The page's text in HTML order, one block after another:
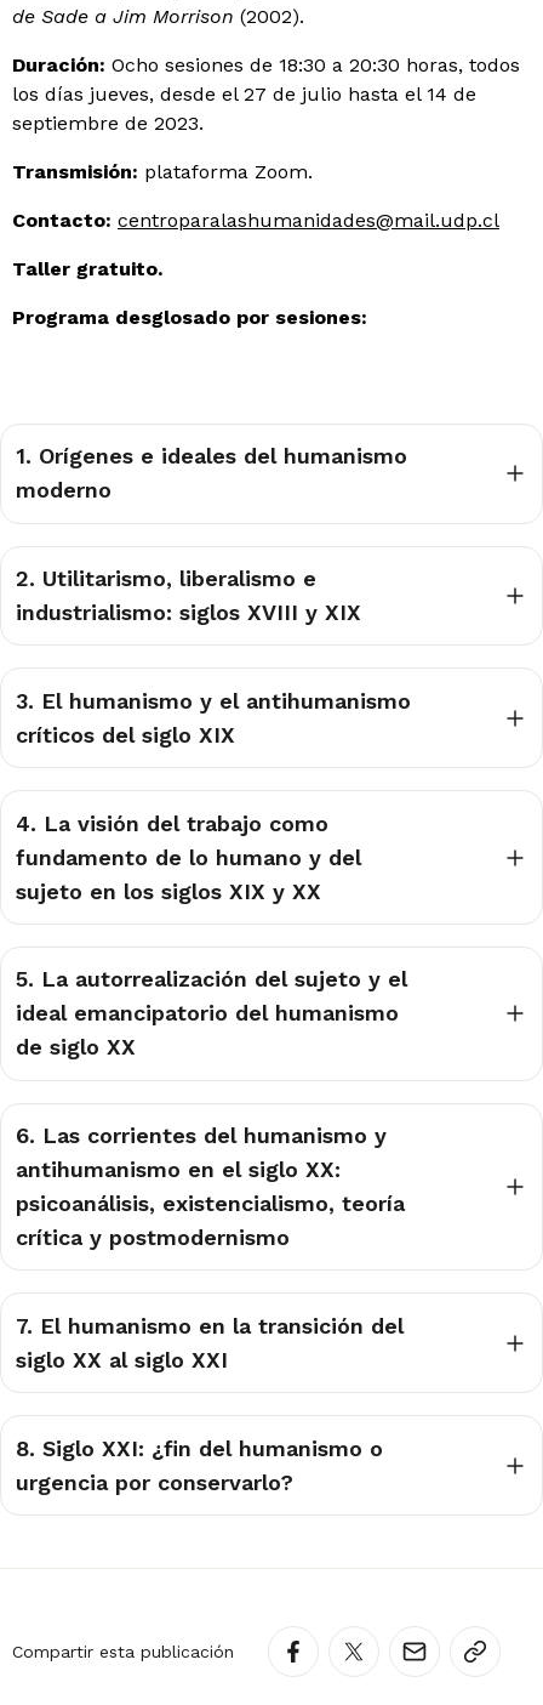
de Sade a Jim Morrison (2002).
Duración: Ocho sesiones de 18:30 a 20:30 horas, todos
los días jueves, desde el 27 de julio hasta el 14 de
septiembre de 2023.
Transmisión: plataforma Zoom.
Contacto: centroparalashumanidades@mail.udp.cl
Taller gratuito.
Programa desglosado por sesiones:
1. Orígenes e ideales del humanismo
moderno
2. Utilitarismo, liberalismo e
industrialismo: siglos XVIII y XIX
3. El humanismo y el antihumanismo
críticos del siglo XIX
4. La visión del trabajo como
fundamento de lo humano y del
sujeto en los siglos XIX y XX
5. La autorrealización del sujeto y el
ideal emancipatorio del humanismo
de siglo XX
6. Las corrientes del humanismo y
antihumanismo en el siglo XX:
psicoanálisis, existencialismo, teoría
crítica y postmodernismo
7. El humanismo en la transición del
siglo XX al siglo XXI
8. Siglo XXI: ¿fin del humanismo o
urgencia por conservarlo?
Compartir esta publicación